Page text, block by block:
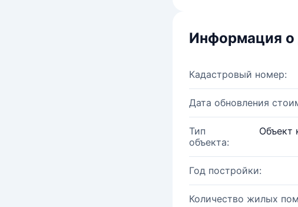
Информация
Кадастровый номер:
Дата обновления
Тип
объекта:
Объект
Год постройки:
Количество жилых